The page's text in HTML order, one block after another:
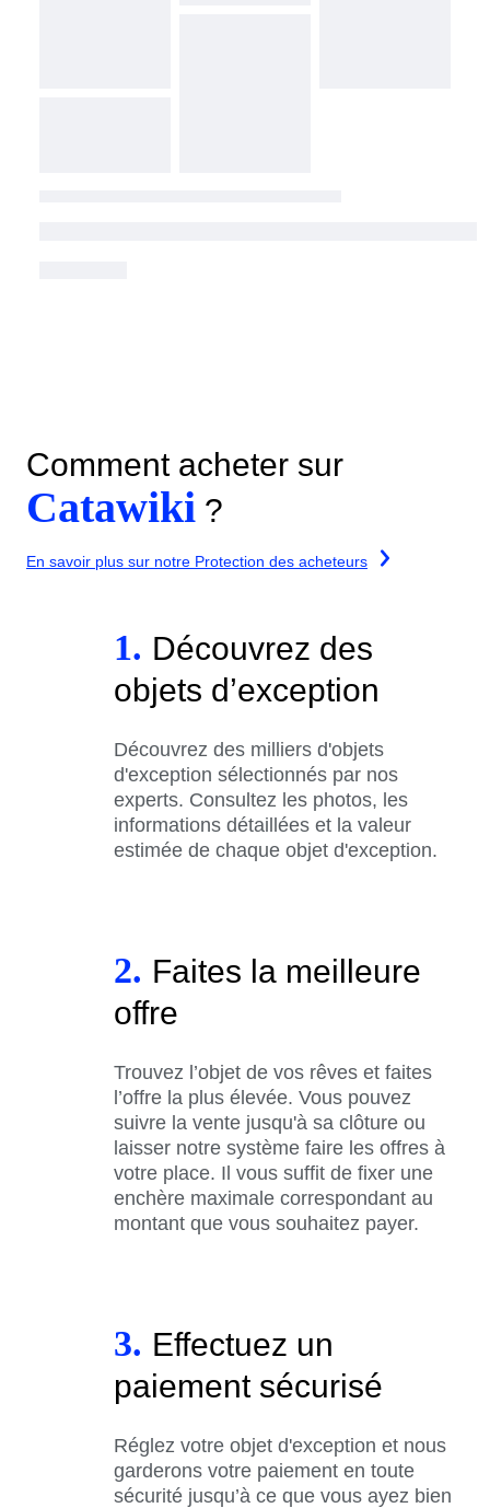
Comment acheter sur
Catawiki ?
En savoir plus sur notre Protection des acheteurs
1. Découvrez des
objets d’exception
Découvrez des milliers d'objets
d'exception sélectionnés par nos
experts. Consultez les photos, les
informations détaillées et la valeur
estimée de chaque objet d'exception.
2. Faites la meilleure
offre
Trouvez l’objet de vos rêves et faites
l’offre la plus élevée. Vous pouvez
suivre la vente jusqu'à sa clôture ou
laisser notre système faire les offres à
votre place. Il vous suffit de fixer une
enchère maximale correspondant au
montant que vous souhaitez payer.
3. Effectuez un
paiement sécurisé
Réglez votre objet d'exception et nous
garderons votre paiement en toute
sécurité jusqu’à ce que vous ayez bien